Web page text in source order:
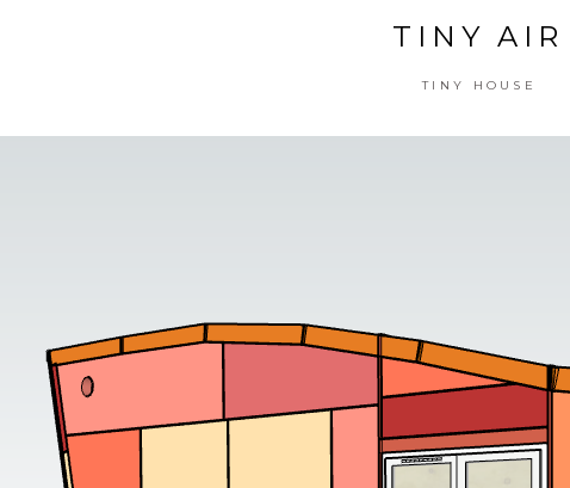
TINY AIR
TINY HOUSE